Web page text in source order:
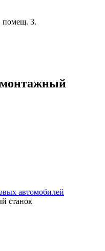
помещ. 3.
автомобилей
станок